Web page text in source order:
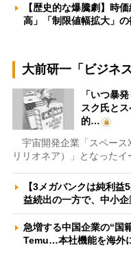
【歴史的な爆騰劇】時
高」「制限値幅拡大」
大前研一「ビジネ
「いつ暴
スク氏と
的…
宇宙開発企業「スペース
リリオネア）」となった
【3メガバンクは純利
益続出の一方で、中小
急増する中国企業の“国
Temu…本社機能を海外